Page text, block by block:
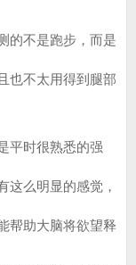
不是跑步，而是
也不太用得到腿部
时很熟悉的强
这么明显的感觉，
帮助大脑将欲望释